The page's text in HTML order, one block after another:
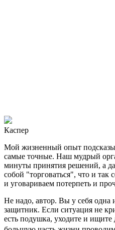
Каспер
Мой жизненный опыт
самые точные. Наш мудрый
минуты принятия решений, а
собой "торговаться", что и так
и уговариваем потерпеть и
Не надо, автор. Вы у себя одна
защитник. Если ситуация не
есть подушка, уходите и